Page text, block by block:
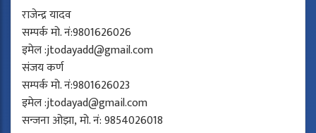
राजेन्द्र यादव
सम्पर्क मो. नं:9801626026
इमेल :jtodayadd@gmail.com
संजय कर्ण
सम्पर्क मो. नं:9801626023
इमेल :jtodayad@gmail.com
सन्जना ओझा, मो. नं: 9854026018